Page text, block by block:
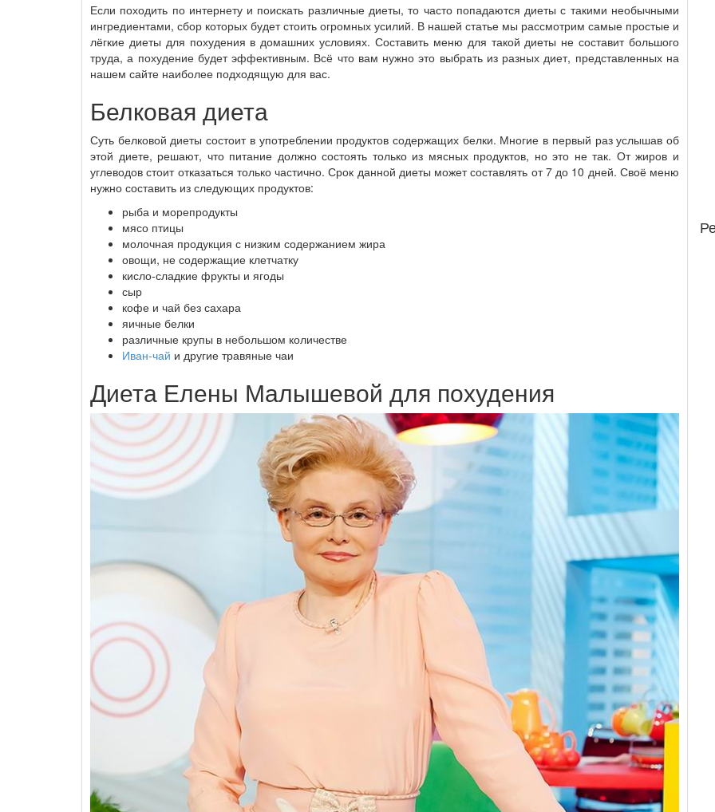
Если походить по интернету и поискать различные диеты, то часто попадаются диеты с такими необычными
ингредиентами, сбор которых будет стоить огромных усилий. В нашей статье мы рассмотрим самые простые и
лёгкие диеты для похудения в домашних условиях. Составить меню для такой диеты не составит большого
труда, а похудение будет эффективным. Всё что вам нужно это выбрать из разных диет, представленных на
нашем сайте наиболее подходящую для вас.
Белковая диета
Суть белковой диеты состоит в употреблении продуктов содержащих белки. Многие в первый раз услышав об
этой диете, решают, что питание должно состоять только из мясных продуктов, но это не так. От жиров и
углеводов стоит отказаться только частично. Срок данной диеты может составлять от 7 до 10 дней. Своё меню
нужно составить из следующих продуктов:
рыба и морепродукты
мясо птицы
молочная продукция с низким содержанием жира
овощи, не содержащие клетчатку
кисло-сладкие фрукты и ягоды
сыр
кофе и чай без сахара
яичные белки
различные крупы в небольшом количестве
Иван-чай и другие травяные чаи
Диета Елены Малышевой для похудения